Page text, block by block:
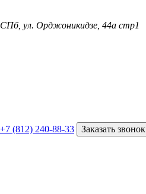
СПб, ул. Орджоникидзе, 44а стр1
+7 (812) 240-88-33 Заказать звонок